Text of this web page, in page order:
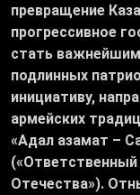
превращение
прогрессивное
стать
подлинных
инициативу,
армейских
«Адал азамат –
Отечества»).